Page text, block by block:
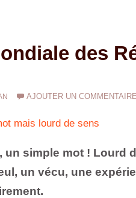
des
AJOUTER UN COMMENTAIRE
mais lourd de sens
simple mot ! Lourd
un vécu, une